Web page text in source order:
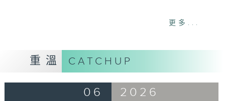
香港特區政府教育局
更多...
重溫 CATCHUP
06 2026